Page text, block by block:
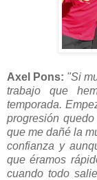
Axel Pons: "Si
trabajo que
temporada.
progresión
que me dañé la
confianza y
que éramos
cuando todo